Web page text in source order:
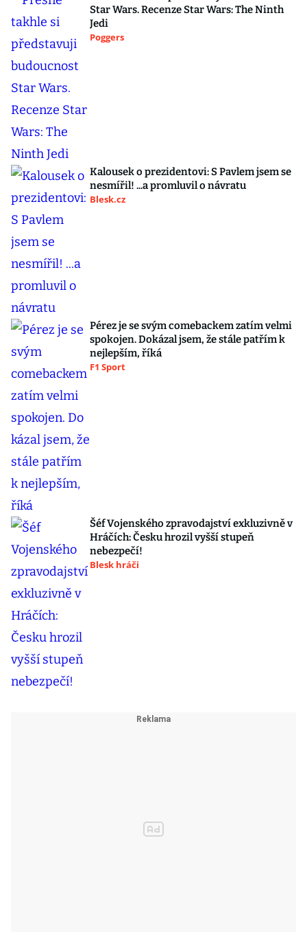
Star Wars. Recenze Star Wars: The Ninth
Jedi
Poggers
Kalousek o prezidentovi: S Pavlem jsem se
nesmířil! ...a promluvil o návratu
Blesk.cz
Pérez je se svým comebackem zatím velmi
spokojen. Dokázal jsem, že stále patřím k
nejlepším, říká
F1 Sport
Šéf Vojenského zpravodajství exkluzivně v
Hráčích: Česku hrozil vyšší stupeň
nebezpečí!
Blesk hráči